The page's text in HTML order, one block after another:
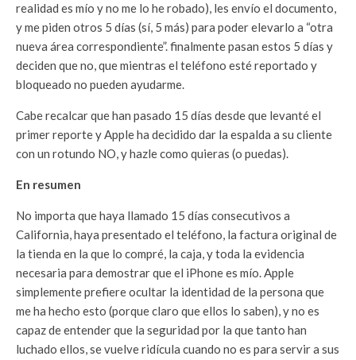
realidad es mío y no me lo he robado), les envío el documento,
y me piden otros 5 días (sí, 5 más) para poder elevarlo a “otra
nueva área correspondiente”. finalmente pasan estos 5 días y
deciden que no, que mientras el teléfono esté reportado y
bloqueado no pueden ayudarme.
Cabe recalcar que han pasado 15 días desde que levanté el
primer reporte y Apple ha decidido dar la espalda a su cliente
con un rotundo NO, y hazle como quieras (o puedas).
En resumen
No importa que haya llamado 15 días consecutivos a
California, haya presentado el teléfono, la factura original de
la tienda en la que lo compré, la caja, y toda la evidencia
necesaria para demostrar que el iPhone es mío. Apple
simplemente prefiere ocultar la identidad de la persona que
me ha hecho esto (porque claro que ellos lo saben), y no es
capaz de entender que la seguridad por la que tanto han
luchado ellos, se vuelve ridícula cuando no es para servir a sus